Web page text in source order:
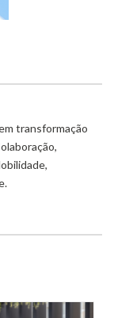
transformação